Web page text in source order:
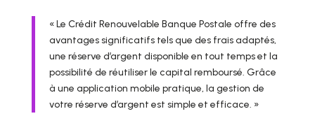
« Le Crédit Renouvelable Banque Postale offre des
avantages significatifs tels que des frais adaptés,
une réserve d’argent disponible en tout temps et la
possibilité de réutiliser le capital remboursé. Grâce
à une application mobile pratique, la gestion de
votre réserve d’argent est simple et efficace. »